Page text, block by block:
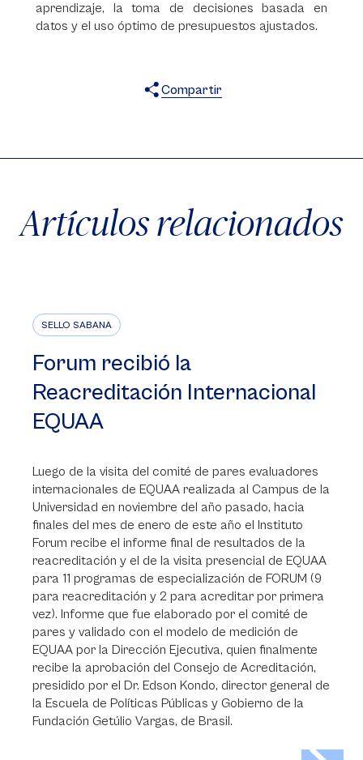
aprendizaje, la toma de decisiones basada en
datos y el uso óptimo de presupuestos ajustados.
Compartir
Artículos relacionados
SELLO SABANA
Forum recibió la
Reacreditación Internacional
EQUAA
Luego de la visita del comité de pares evaluadores
internacionales de EQUAA realizada al Campus de la
Universidad en noviembre del año pasado, hacia
finales del mes de enero de este año el Instituto
Forum recibe el informe final de resultados de la
reacreditación y el de la visita presencial de EQUAA
para 11 programas de especialización de FORUM (9
para reacreditación y 2 para acreditar por primera
vez). Informe que fue elaborado por el comité de
pares y validado con el modelo de medición de
EQUAA por la Dirección Ejecutiva, quien finalmente
recibe la aprobación del Consejo de Acreditación,
presidido por el Dr. Edson Kondo, director general de
la Escuela de Políticas Públicas y Gobierno de la
Fundación Getúlio Vargas, de Brasil.